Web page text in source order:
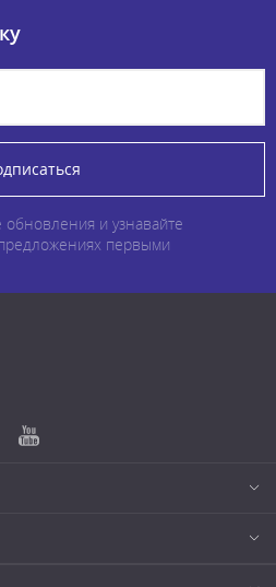
и узнавайте
первыми